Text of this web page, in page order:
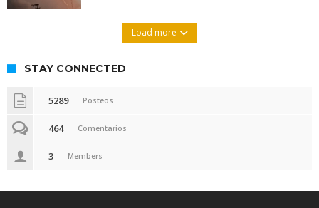
Load more
STAY CONNECTED
5289 Posteos
464 Comentarios
3 Members